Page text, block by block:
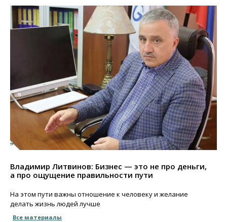
Владимир Литвинов: Бизнес — это не про деньги,
а про ощущение правильности пути
На этом пути важны отношение к человеку и желание
делать жизнь людей лучше
Все материалы